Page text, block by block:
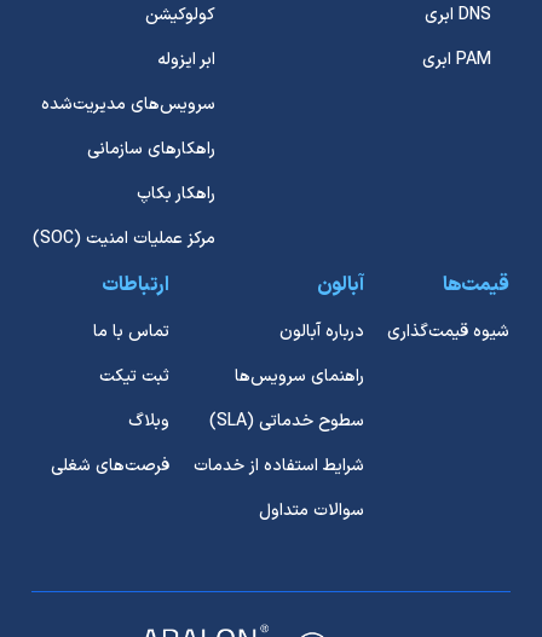
DNS ابری
PAM ابری
کولوکیشن
ابر ایزوله
سرویس‌های مدیریت‌شده
راهکارهای سازمانی
راهکار بکاپ
مرکز عملیات امنیت (SOC)
قیمت‌ها
شیوه قیمت‌گذاری
آبالون
درباره آبالون
راهنمای سرویس‌ها
سطوح خدماتی (SLA)
شرایط استفاده از خدمات
سوالات متداول
ارتباطات
تماس با ما
ثبت تیکت
وبلاگ
فرصت‌های شغلی